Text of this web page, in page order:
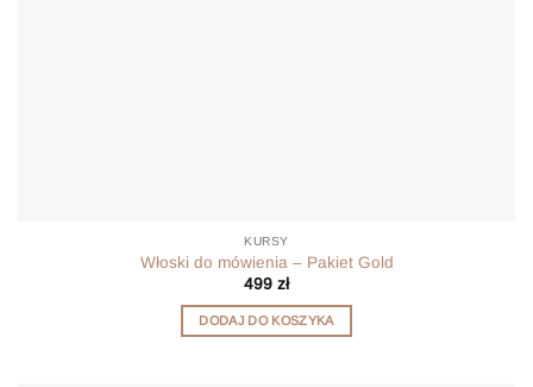
KURSY
Włoski do mówienia – Pakiet Gold
499 zł
DODAJ DO KOSZYKA